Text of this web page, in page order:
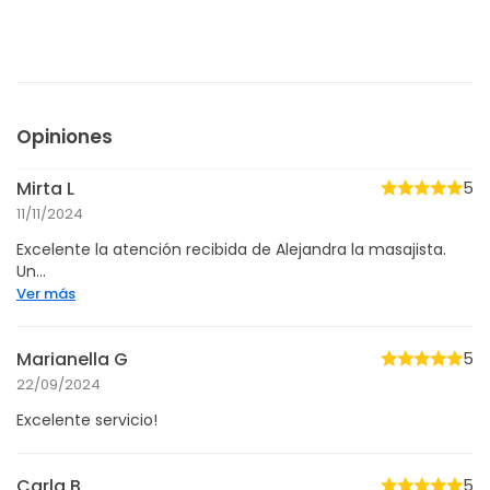
Opiniones
Mirta L
11/11/2024
5
Excelente la atención recibida de Alejandra la masajista.
Un...
Ver más
Marianella G
22/09/2024
5
Excelente servicio!
5